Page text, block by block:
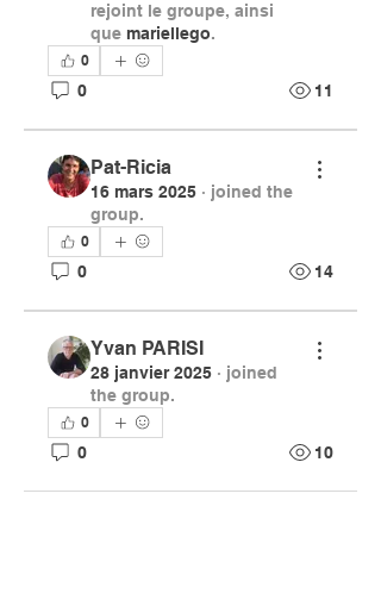
rejoint le groupe, ainsi
que mariellego.
0
0 11
Pat-Ricia
16 mars 2025 · joined the
group.
0
0 14
Yvan PARISI
28 janvier 2025 · joined
the group.
0
0 10